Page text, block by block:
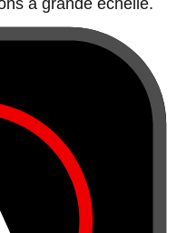
à grande échelle.